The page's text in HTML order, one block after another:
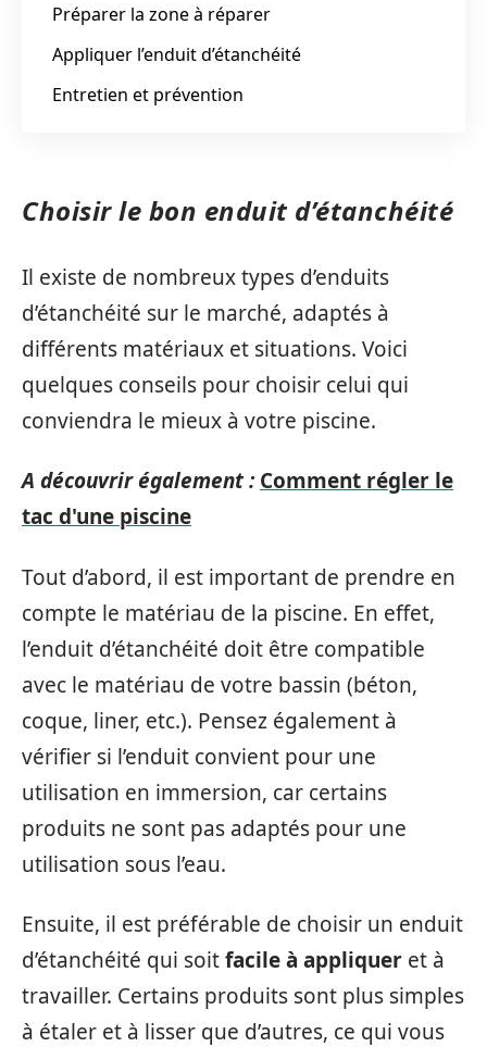
Préparer la zone à réparer
Appliquer l’enduit d’étanchéité
Entretien et prévention
Choisir le bon enduit d’étanchéité
Il existe de nombreux types d’enduits
d’étanchéité sur le marché, adaptés à
différents matériaux et situations. Voici
quelques conseils pour choisir celui qui
conviendra le mieux à votre piscine.
A découvrir également : Comment régler le
tac d'une piscine
Tout d’abord, il est important de prendre en
compte le matériau de la piscine. En effet,
l’enduit d’étanchéité doit être compatible
avec le matériau de votre bassin (béton,
coque, liner, etc.). Pensez également à
vérifier si l’enduit convient pour une
utilisation en immersion, car certains
produits ne sont pas adaptés pour une
utilisation sous l’eau.
Ensuite, il est préférable de choisir un enduit
d’étanchéité qui soitfacile à appliquer et à
travailler. Certains produits sont plus simples
à étaler et à lisser que d’autres, ce qui vous